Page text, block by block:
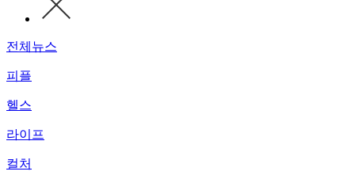
전체뉴스
피플
헬스
라이프
컬처